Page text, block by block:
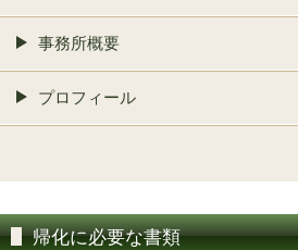
事務所概要
プロフィール
帰化に必要な書類